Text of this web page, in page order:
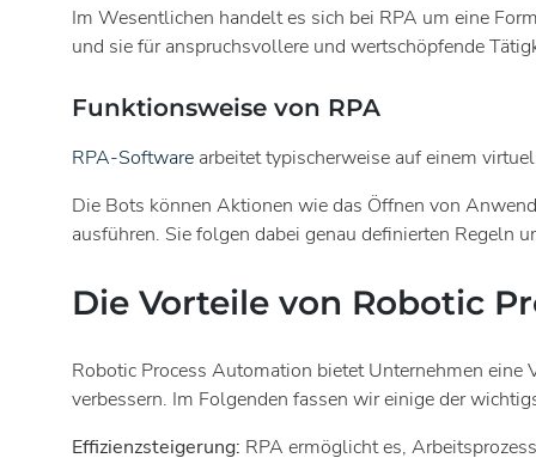
Im Wesentlichen handelt es sich bei RPA um eine
und sie für anspruchsvollere und wertschöpfende
Funktionsweise von RPA
RPA-Software arbeitet typischerweise auf einem
Die Bots können Aktionen wie das Öffnen von
ausführen. Sie folgen dabei genau definierten Regeln
Die Vorteile von Robotic
Robotic Process Automation bietet Unternehmen eine
verbessern. Im Folgenden fassen wir einige der
Effizienzsteigerung: RPA ermöglicht es,